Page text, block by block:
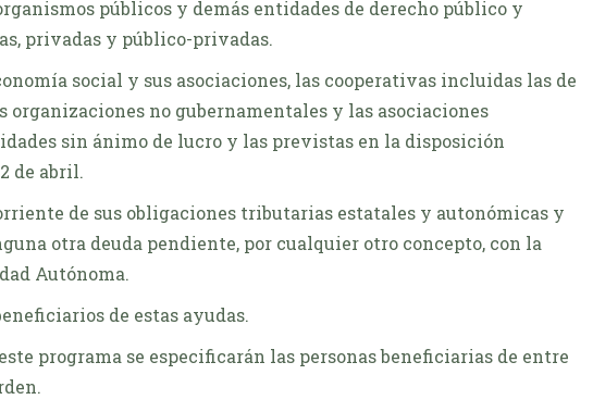
públicos y demás entidades de derecho público y
privadas y público-privadas.
social y sus asociaciones, las cooperativas incluidas las de
no gubernamentales y las asociaciones
sin ánimo de lucro y las previstas en la disposición
de abril.
de sus obligaciones tributarias estatales y autonómicas y
otra deuda pendiente, por cualquier otro concepto, con la
Autónoma.
de estas ayudas.
programa se especificarán las personas beneficiarias de entre